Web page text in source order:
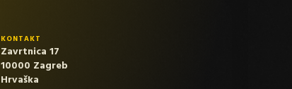
KONTAKT
Zavrtnica 17
10000 Zagreb
Hrvaška